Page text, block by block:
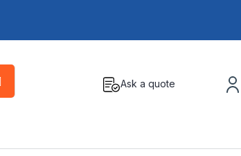
Ask a quote